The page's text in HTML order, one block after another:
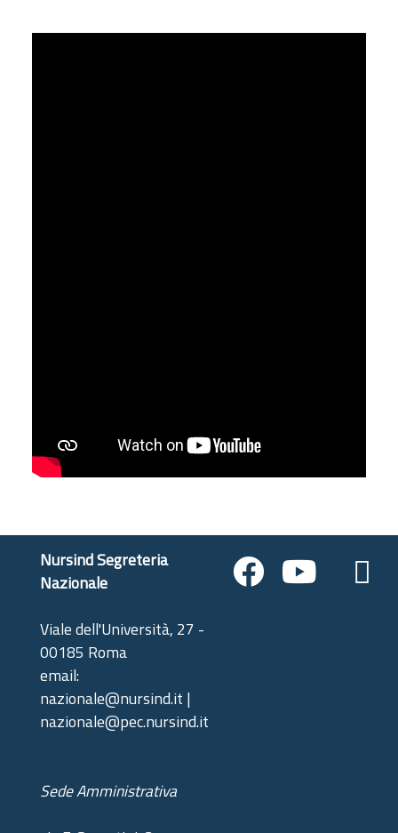
Nursind Segreteria
Nazionale
Viale dell'Università, 27 -
00185 Roma
email:
nazionale@nursind.it |
nazionale@pec.nursind.it
Sede Amministrativa